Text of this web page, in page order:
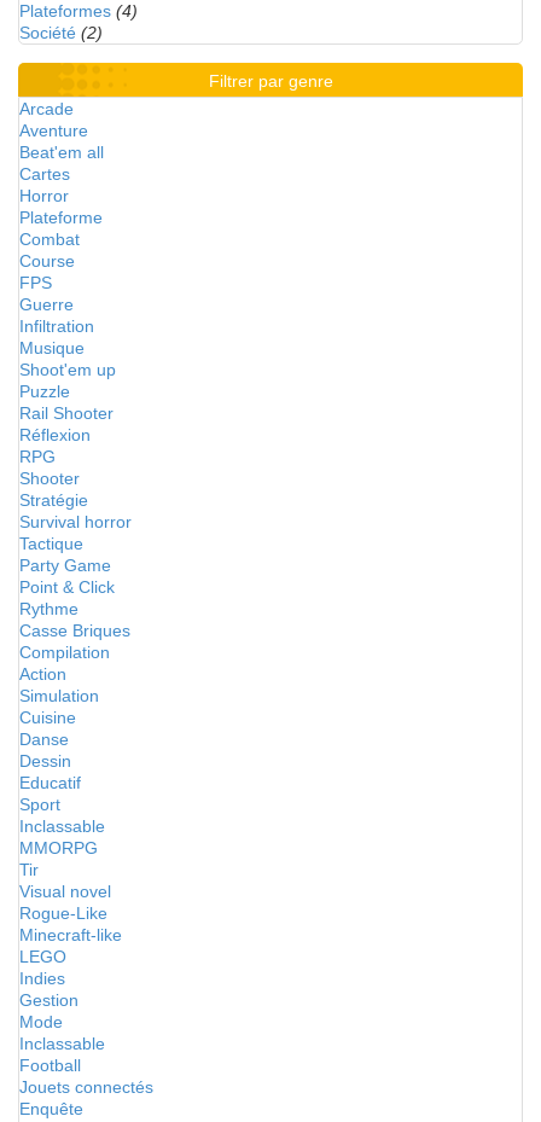
Plateformes (4)
Société (2)
Filtrer par genre
Arcade
Aventure
Beat'em all
Cartes
Horror
Plateforme
Combat
Course
FPS
Guerre
Infiltration
Musique
Shoot'em up
Puzzle
Rail Shooter
Réflexion
RPG
Shooter
Stratégie
Survival horror
Tactique
Party Game
Point & Click
Rythme
Casse Briques
Compilation
Action
Simulation
Cuisine
Danse
Dessin
Educatif
Sport
Inclassable
MMORPG
Tir
Visual novel
Rogue-Like
Minecraft-like
LEGO
Indies
Gestion
Mode
Inclassable
Football
Jouets connectés
Enquête